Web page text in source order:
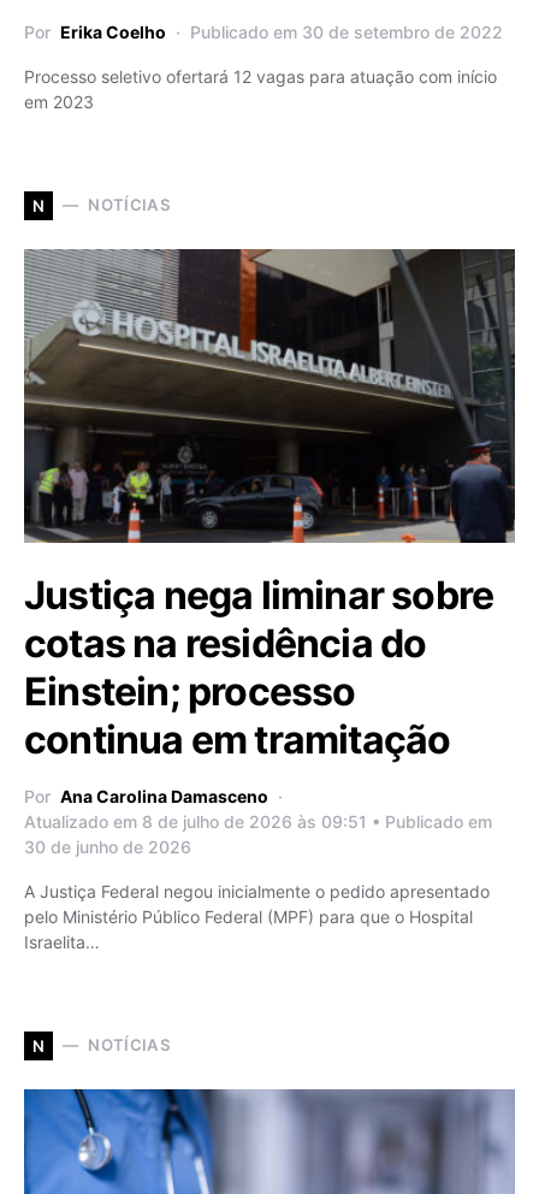
Por Erika Coelho Publicado em 30 de setembro de 2022
Processo seletivo ofertará 12 vagas para atuação com início
em 2023
N NOTÍCIAS
Justiça nega liminar sobre
cotas na residência do
Einstein; processo
continua em tramitação
Por Ana Carolina Damasceno
Atualizado em 8 de julho de 2026 às 09:51 • Publicado em
30 de junho de 2026
A Justiça Federal negou inicialmente o pedido apresentado
pelo Ministério Público Federal (MPF) para que o Hospital
Israelita…
N NOTÍCIAS